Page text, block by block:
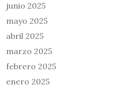
junio 2025
mayo 2025
abril 2025
marzo 2025
febrero 2025
enero 2025